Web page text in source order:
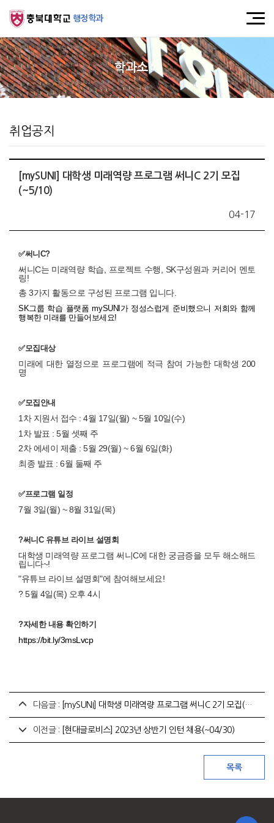
행정학과
학과소식
취업공지
[mySUNI] 대학생 미래역량 프로그램 써니C 2기 모집
(~5/10)
04-17
✅써니 C?
써니C는 미래역량 학습 프로젝트 수행 , SK구성원과 커리어 멘토
링!
총3가지 활동으로 구성된 프로그램 입니다.
SK그룹 학습 플랫폼mySUNI 가 정성스럽게 준비했으니 저희와 함께
행복한 미래를 만들어보세요!
✅모집대상
미래에 대한 열정으로 프로그램에 적극 참여 가능한 대학생 200
명
✅모집안내
1 차 지원서 접수 : 4월 17일(월) ~ 5월 10일(수)
1 차 발표 : 5월 셋째 주
2차 에세이 제출 : 5월 29(월) ~ 6월 6일(화)
최종 발표 : 6월 둘째 주
✅프로그램 일정
7월 3일(월) ~ 8월31일(목)
?써니 C 유튜브 라이브 설명회
대학생 미래역량 프로그램 써니C에 대한 궁금증을 모두 해소해드
립니다~!
"유튜브 라이브 설명회"에 참여해보세요!
?5월 4일(목) 오후 4시
?자세한 내용 확인하기
https://bit.ly/3msLvcp
다음글 : [mySUNI] 대학생 미래역량 프로그램 써니C 2기 모집(~5/10)
이전글 : [현대글로비스] 2023년 상반기 인턴 채용(~04/30)